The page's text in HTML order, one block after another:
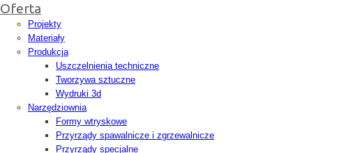
Oferta
Projekty
Materiały
Produkcja
Uszczelnienia techniczne
Tworzywa sztuczne
Wydruki 3d
Narzędziownia
Formy wtryskowe
Przyrządy spawalnicze i zgrzewalnicze
Przyrządy specjalne